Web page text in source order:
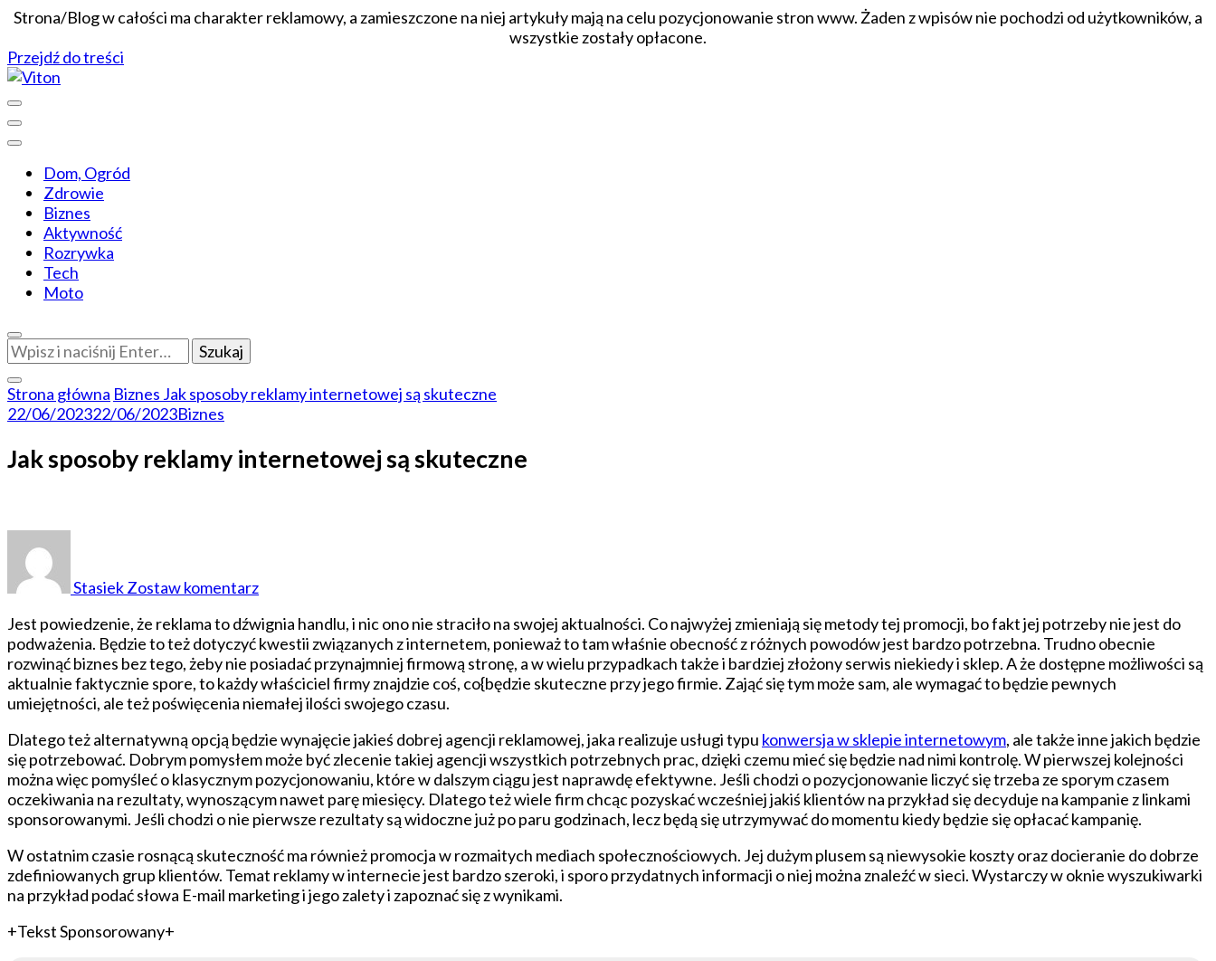
Strona/Blog w całości ma charakter reklamowy, a zamieszczone na niej artykuły mają na celu pozycjonowanie stron www. Żaden z wpisów nie pochodzi od użytkowników, a
wszystkie zostały opłacone.
Przejdź do treści
Viton
Dom, Ogród
Zdrowie
Biznes
Aktywność
Rozrywka
Tech
Moto
Szukasz
czegoś?
Strona główna Biznes Jak sposoby reklamy internetowej są skuteczne
22/06/202322/06/2023Biznes
Jak sposoby reklamy internetowej są skuteczne
StasiekZostaw komentarz
reklamy
internetowej
są
skuteczne
Jest powiedzenie, że reklama to dźwignia handlu, i nic ono nie straciło na swojej aktualności. Co najwyżej zmieniają się metody tej promocji, bo fakt jej potrzeby nie jest do
podważenia. Będzie to też dotyczyć kwestii związanych z internetem, ponieważ to tam właśnie obecność z różnych powodów jest bardzo potrzebna. Trudno obecnie
rozwinąć biznes bez tego, żeby nie posiadać przynajmniej firmową stronę, a w wielu przypadkach także i bardziej złożony serwis niekiedy i sklep. A że dostępne możliwości są
aktualnie faktycznie spore, to każdy właściciel firmy znajdzie coś, co{będzie skuteczne przy jego firmie. Zająć się tym może sam, ale wymagać to będzie pewnych
umiejętności, ale też poświęcenia niemałej ilości swojego czasu.
Dlatego też alternatywną opcją będzie wynajęcie jakieś dobrej agencji reklamowej, jaka realizuje usługi typu konwersja w sklepie internetowym, ale także inne jakich będzie
się potrzebować. Dobrym pomysłem może być zlecenie takiej agencji wszystkich potrzebnych prac, dzięki czemu mieć się będzie nad nimi kontrolę. W pierwszej kolejności
można więc pomyśleć o klasycznym pozycjonowaniu, które w dalszym ciągu jest naprawdę efektywne. Jeśli chodzi o pozycjonowanie liczyć się trzeba ze sporym czasem
oczekiwania na rezultaty, wynoszącym nawet parę miesięcy. Dlatego też wiele firm chcąc pozyskać wcześniej jakiś klientów na przykład się decyduje na kampanie z linkami
sponsorowanymi. Jeśli chodzi o nie pierwsze rezultaty są widoczne już po paru godzinach, lecz będą się utrzymywać do momentu kiedy będzie się opłacać kampanię.
W ostatnim czasie rosnącą skuteczność ma również promocja w rozmaitych mediach społecznościowych. Jej dużym plusem są niewysokie koszty oraz docieranie do dobrze
zdefiniowanych grup klientów. Temat reklamy w internecie jest bardzo szeroki, i sporo przydatnych informacji o niej można znaleźć w sieci. Wystarczy w oknie wyszukiwarki
na przykład podać słowa E-mail marketing i jego zalety i zapoznać się z wynikami.
+Tekst Sponsorowany+